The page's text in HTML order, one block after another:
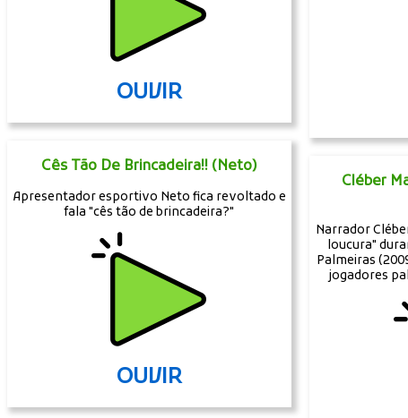
OUVIR
Cês Tão De Brincadeira!! (Neto)
Apresentador esportivo Neto fica revoltado e
fala "cês tão de brincadeira?"
OUVIR
Cléber
Narrador
loucura"
Palmeiras
jogadores